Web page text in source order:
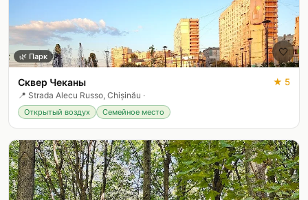
🤍
🌿 Парк
Сквер Чеканы ★ 5
📍 Strada Alecu Russo, Chișinău ·
Открытый воздух Семейное место